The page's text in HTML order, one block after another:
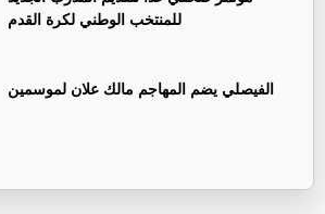
للمنتخب الوطني لكرة القدم
الفيصلي يضم المهاجم مالك علان لموسمين